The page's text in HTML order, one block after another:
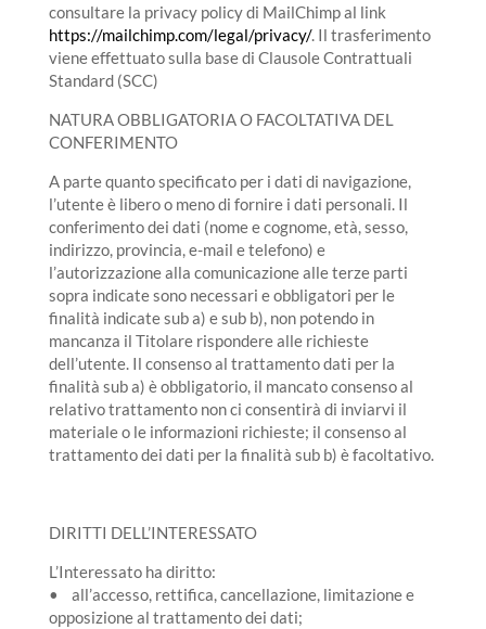
consultare la privacy policy di MailChimp al link
https://mailchimp.com/legal/privacy/. Il trasferimento
viene effettuato sulla base di Clausole Contrattuali
Standard (SCC)
NATURA OBBLIGATORIA O FACOLTATIVA DEL
CONFERIMENTO
A parte quanto specificato per i dati di navigazione,
l’utente è libero o meno di fornire i dati personali. Il
conferimento dei dati (nome e cognome, età, sesso,
indirizzo, provincia, e-mail e telefono) e
l’autorizzazione alla comunicazione alle terze parti
sopra indicate sono necessari e obbligatori per le
finalità indicate sub a) e sub b), non potendo in
mancanza il Titolare rispondere alle richieste
dell’utente. Il consenso al trattamento dati per la
finalità sub a) è obbligatorio, il mancato consenso al
relativo trattamento non ci consentirà di inviarvi il
materiale o le informazioni richieste; il consenso al
trattamento dei dati per la finalità sub b) è facoltativo.
DIRITTI DELL’INTERESSATO
L’Interessato ha diritto:
• all’accesso, rettifica, cancellazione, limitazione e
opposizione al trattamento dei dati;